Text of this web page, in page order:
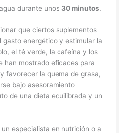
durante unos 30 minutos.
que ciertos suplementos
gasto energético y estimular la
el té verde, la cafeína y los
han mostrado eficaces para
favorecer la quema de grasa,
bajo asesoramiento
de una dieta equilibrada y un
especialista en nutrición o a